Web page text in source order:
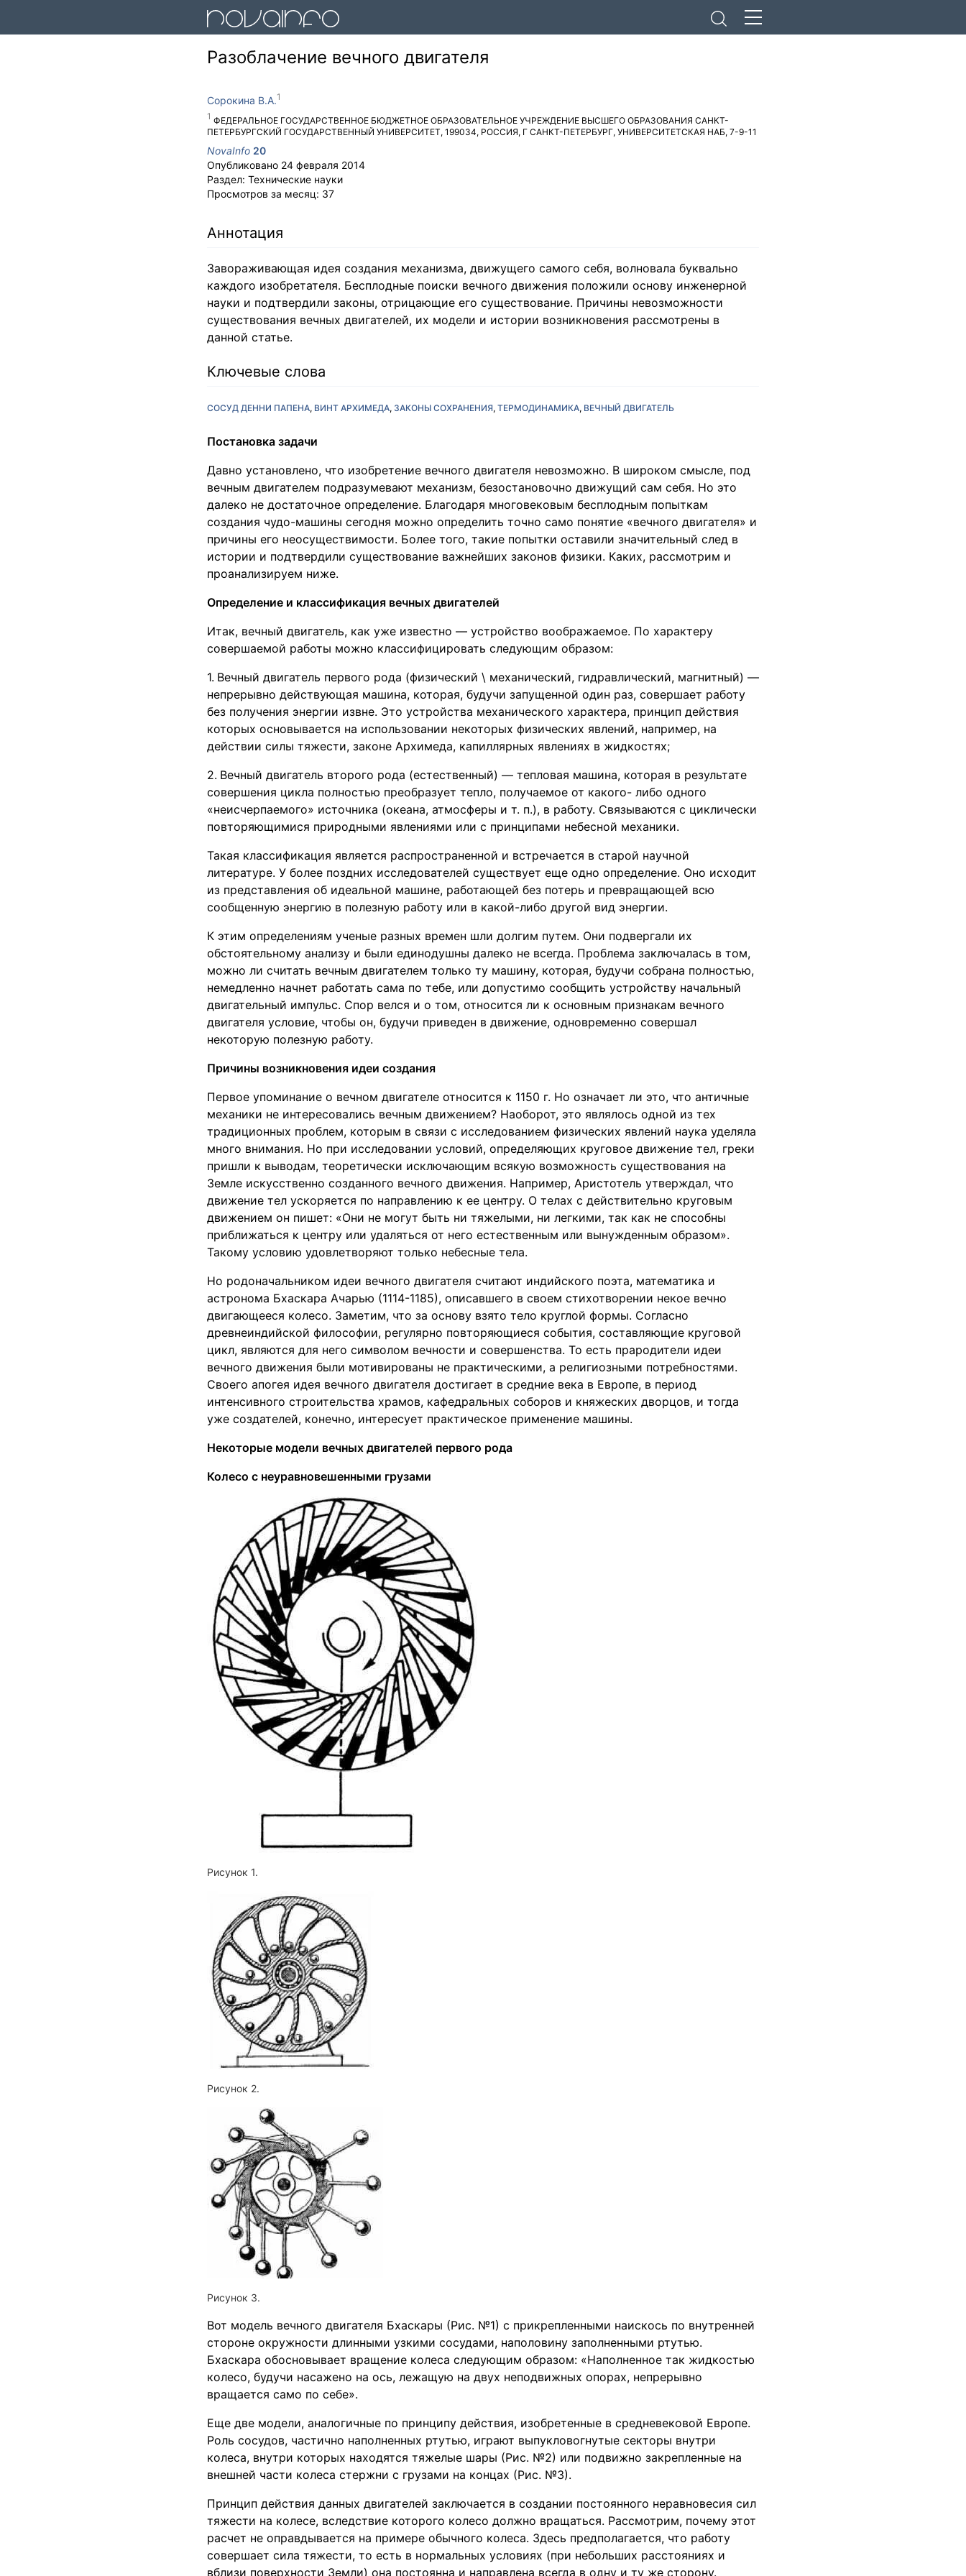
Разоблачение вечного двигателя
Сорокина В.А.
ФЕДЕРАЛЬНОЕ ГОСУДАРСТВЕННОЕ БЮДЖЕТНОЕ ОБРАЗОВАТЕЛЬНОЕ УЧРЕЖДЕНИЕ ВЫСШЕГО ОБРАЗОВАНИЯ САНКТ-
ПЕТЕРБУРГСКИЙ ГОСУДАРСТВЕННЫЙ УНИВЕРСИТЕТ, 199034, РОССИЯ, Г САНКТ-ПЕТЕРБУРГ, УНИВЕРСИТЕТСКАЯ НАБ, 7-9-11
NovaInfo 20
Опубликовано 24 февраля 2014
Раздел: Технические науки
Просмотров за месяц: 37
Аннотация
Завораживающая идея создания механизма, движущего самого себя, волновала буквально
каждого изобретателя. Бесплодные поиски вечного движения положили основу инженерной
науки и подтвердили законы, отрицающие его существование. Причины невозможности
существования вечных двигателей, их модели и истории возникновения рассмотрены в
данной статье.
Ключевые слова
СОСУД ДЕННИ ПАПЕНА ВИНТ АРХИМЕДА ЗАКОНЫ СОХРАНЕНИЯ ТЕРМОДИНАМИКА ВЕЧНЫЙ ДВИГАТЕЛЬ
Постановка задачи
Давно установлено, что изобретение вечного двигателя невозможно. В широком смысле, под
вечным двигателем подразумевают механизм, безостановочно движущий сам себя. Но это
далеко не достаточное определение. Благодаря многовековым бесплодным попыткам
создания чудо-машины сегодня можно определить точно само понятие «вечного двигателя» и
причины его неосуществимости. Более того, такие попытки оставили значительный след в
истории и подтвердили существование важнейших законов физики. Каких, рассмотрим и
проанализируем ниже.
Определение и классификация вечных двигателей
Итак, вечный двигатель, как уже известно — устройство воображаемое. По характеру
совершаемой работы можно классифицировать следующим образом:
Вечный двигатель первого рода (физический \ механический, гидравлический, магнитный) —
непрерывно действующая машина, которая, будучи запущенной один раз, совершает работу
без получения энергии извне. Это устройства механического характера, принцип действия
которых основывается на использовании некоторых физических явлений, например, на
действии силы тяжести, законе Архимеда, капиллярных явлениях в жидкостях;
Вечный двигатель второго рода (естественный) — тепловая машина, которая в результате
совершения цикла полностью преобразует тепло, получаемое от какого- либо одного
«неисчерпаемого» источника (океана, атмосферы и т. п.), в работу. Связываются с циклически
повторяющимися природными явлениями или с принципами небесной механики.
Такая классификация является распространенной и встречается в старой научной
литературе. У более поздних исследователей существует еще одно определение. Оно исходит
из представления об идеальной машине, работающей без потерь и превращающей всю
сообщенную энергию в полезную работу или в какой-либо другой вид энергии.
К этим определениям ученые разных времен шли долгим путем. Они подвергали их
обстоятельному анализу и были единодушны далеко не всегда. Проблема заключалась в том,
можно ли считать вечным двигателем только ту машину, которая, будучи собрана полностью,
немедленно начнет работать сама по тебе, или допустимо сообщить устройству начальный
двигательный импульс. Спор велся и о том, относится ли к основным признакам вечного
двигателя условие, чтобы он, будучи приведен в движение, одновременно совершал
некоторую полезную работу.
Причины возникновения идеи создания
Первое упоминание о вечном двигателе относится к 1150 г. Но означает ли это, что античные
механики не интересовались вечным движением? Наоборот, это являлось одной из тех
традиционных проблем, которым в связи с исследованием физических явлений наука уделяла
много внимания. Но при исследовании условий, определяющих круговое движение тел, греки
пришли к выводам, теоретически исключающим всякую возможность существования на
Земле искусственно созданного вечного движения. Например, Аристотель утверждал, что
движение тел ускоряется по направлению к ее центру. О телах с действительно круговым
движением он пишет: «Они не могут быть ни тяжелыми, ни легкими, так как не способны
приближаться к центру или удаляться от него естественным или вынужденным образом».
Такому условию удовлетворяют только небесные тела.
Но родоначальником идеи вечного двигателя считают индийского поэта, математика и
астронома Бхаскара Ачарью (1114-1185), описавшего в своем стихотворении некое вечно
двигающееся колесо. Заметим, что за основу взято тело круглой формы. Согласно
древнеиндийской философии, регулярно повторяющиеся события, составляющие круговой
цикл, являются для него символом вечности и совершенства. То есть прародители идеи
вечного движения были мотивированы не практическими, а религиозными потребностями.
Своего апогея идея вечного двигателя достигает в средние века в Европе, в период
интенсивного строительства храмов, кафедральных соборов и княжеских дворцов, и тогда
уже создателей, конечно, интересует практическое применение машины.
Некоторые модели вечных двигателей первого рода
Колесо с неуравновешенными грузами
Вот модель вечного двигателя Бхаскары (Рис. №1) с прикрепленными наискось по внутренней
стороне окружности длинными узкими сосудами, наполовину заполненными ртутью.
Бхаскара обосновывает вращение колеса следующим образом: «Наполненное так жидкостью
колесо, будучи насажено на ось, лежащую на двух неподвижных опорах, непрерывно
вращается само по себе».
Еще две модели, аналогичные по принципу действия, изобретенные в средневековой Европе.
Роль сосудов, частично наполненных ртутью, играют выпукловогнутые секторы внутри
колеса, внутри которых находятся тяжелые шары (Рис. №2) или подвижно закрепленные на
внешней части колеса стержни с грузами на концах (Рис. №3).
Принцип действия данных двигателей заключается в создании постоянного неравновесия сил
тяжести на колесе, вследствие которого колесо должно вращаться. Рассмотрим, почему этот
расчет не оправдывается на примере обычного колеса. Здесь предполагается, что работу
совершает сила тяжести, то есть в нормальных условиях (при небольших расстояниях и
вблизи поверхности Земли) она постоянна и направлена всегда в одну и ту же сторону.